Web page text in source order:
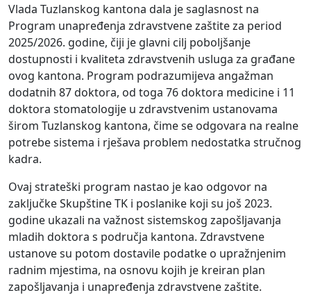
Vlada Tuzlanskog kantona dala je saglasnost na
Program unapređenja zdravstvene zaštite za period
2025/2026. godine, čiji je glavni cilj poboljšanje
dostupnosti i kvaliteta zdravstvenih usluga za građane
ovog kantona. Program podrazumijeva angažman
dodatnih 87 doktora, od toga 76 doktora medicine i 11
doktora stomatologije u zdravstvenim ustanovama
širom Tuzlanskog kantona, čime se odgovara na realne
potrebe sistema i rješava problem nedostatka stručnog
kadra.
Ovaj strateški program nastao je kao odgovor na
zaključke Skupštine TK i poslanike koji su još 2023.
godine ukazali na važnost sistemskog zapošljavanja
mladih doktora s područja kantona. Zdravstvene
ustanove su potom dostavile podatke o upražnjenim
radnim mjestima, na osnovu kojih je kreiran plan
zapošljavanja i unapređenja zdravstvene zaštite.